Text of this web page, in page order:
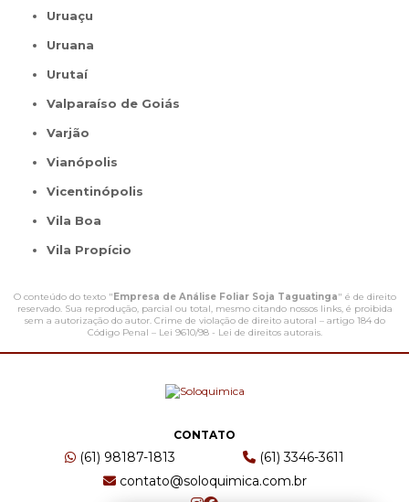
Uruaçu
Uruana
Urutaí
Valparaíso de Goiás
Varjão
Vianópolis
Vicentinópolis
Vila Boa
Vila Propício
O conteúdo do texto "Empresa de Análise Foliar Soja Taguatinga" é de direito
reservado. Sua reprodução, parcial ou total, mesmo citando nossos links, é proibida
sem a autorização do autor. Crime de violação de direito autoral – artigo 184 do
Código Penal – Lei 9610/98 - Lei de direitos autorais.
CONTATO
(61) 98187-1813
(61) 3346-3611
contato@soloquimica.com.br